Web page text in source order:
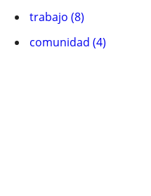
trabajo (8)
comunidad (4)